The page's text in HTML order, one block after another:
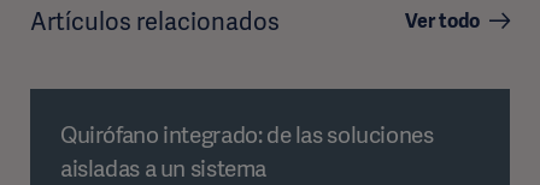
Artículos relacionados Ver todo
Quirófano integrado: de las soluciones
aisladas a un sistema